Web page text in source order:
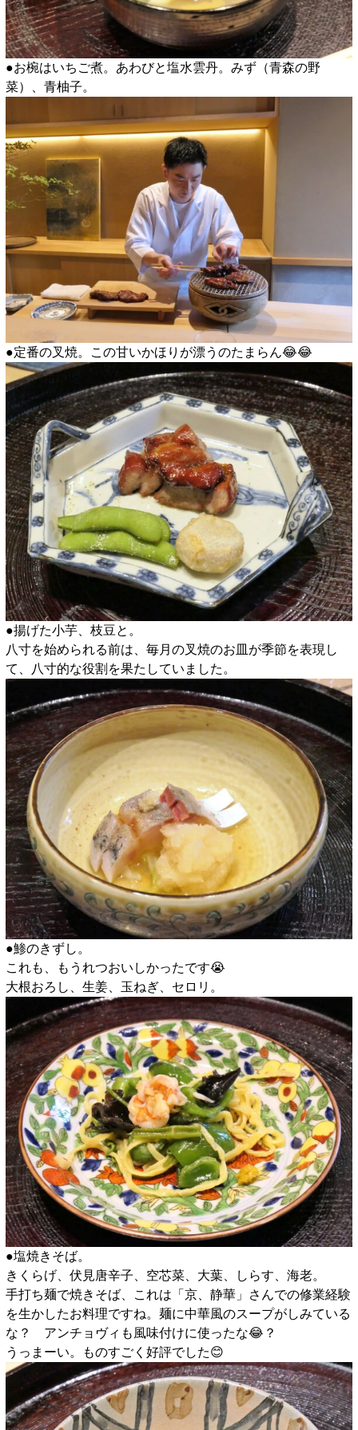
●お椀はいちご煮。あわびと塩水雲丹。みず（青森の野
菜）、青柚子。
●定番の叉焼。この甘いかほりが漂うのたまらん😂😂
●揚げた小芋、枝豆と。
八寸を始められる前は、毎月の叉焼のお皿が季節を表現し
て、八寸的な役割を果たしていました。
●鯵のきずし。
これも、もうれつおいしかったです😭
大根おろし、生姜、玉ねぎ、セロリ。
●塩焼きそば。
きくらげ、伏見唐辛子、空芯菜、大葉、しらす、海老。
手打ち麺で焼きそば、これは「京、静華」さんでの修業経験
を生かしたお料理ですね。麺に中華風のスープがしみている
な？ アンチョヴィも風味付けに使ったな😂？
うっまーい。ものすごく好評でした😊